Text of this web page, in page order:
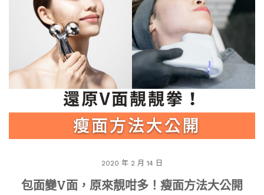
2020 年 2 月 14 日
包面變V面，原來靚咁多！瘦面方法大公開